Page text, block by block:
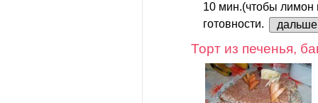
10 мин.(чтобы лимон
готовности.
дальше
Торт из печенья,